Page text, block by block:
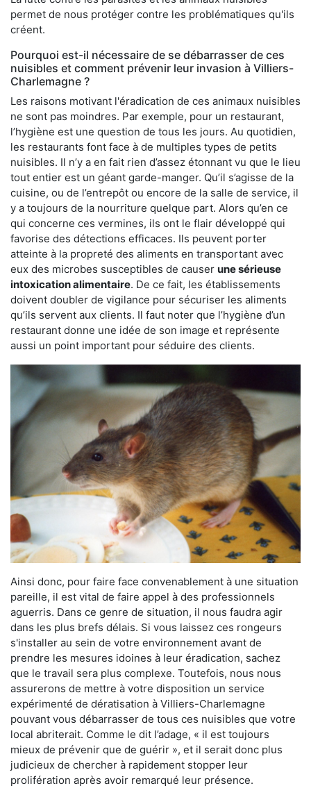
permet de nous protéger contre les problématiques qu'ils
créent.
Pourquoi est-il nécessaire de se débarrasser de ces
nuisibles et comment prévenir leur invasion à Villiers-
Charlemagne ?
Les raisons motivant l'éradication de ces animaux nuisibles
ne sont pas moindres. Par exemple, pour un restaurant,
l’hygiène est une question de tous les jours. Au quotidien,
les restaurants font face à de multiples types de petits
nuisibles. Il n’y a en fait rien d’assez étonnant vu que le lieu
tout entier est un géant garde-manger. Qu’il s’agisse de la
cuisine, ou de l’entrepôt ou encore de la salle de service, il
y a toujours de la nourriture quelque part. Alors qu’en ce
qui concerne ces vermines, ils ont le flair développé qui
favorise des détections efficaces. Ils peuvent porter
atteinte à la propreté des aliments en transportant avec
eux des microbes susceptibles de causer une sérieuse
intoxication alimentaire. De ce fait, les établissements
doivent doubler de vigilance pour sécuriser les aliments
qu’ils servent aux clients. Il faut noter que l’hygiène d’un
restaurant donne une idée de son image et représente
aussi un point important pour séduire des clients.
Ainsi donc, pour faire face convenablement à une situation
pareille, il est vital de faire appel à des professionnels
aguerris. Dans ce genre de situation, il nous faudra agir
dans les plus brefs délais. Si vous laissez ces rongeurs
s'installer au sein de votre environnement avant de
prendre les mesures idoines à leur éradication, sachez
que le travail sera plus complexe. Toutefois, nous nous
assurerons de mettre à votre disposition un service
expérimenté de dératisation à Villiers-Charlemagne
pouvant vous débarrasser de tous ces nuisibles que votre
local abriterait. Comme le dit l’adage, « il est toujours
mieux de prévenir que de guérir », et il serait donc plus
judicieux de chercher à rapidement stopper leur
prolifération après avoir remarqué leur présence.